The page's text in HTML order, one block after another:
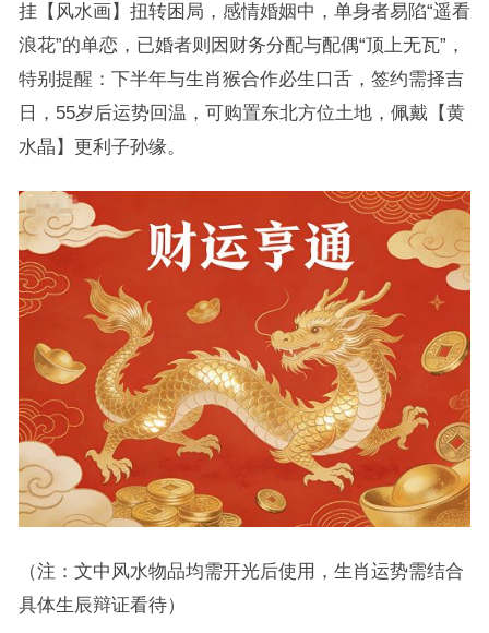
挂【风水画】扭转困局，感情婚姻中，单身者易陷“遥看
浪花”的单恋，已婚者则因财务分配与配偶“顶上无瓦”，
特别提醒：下半年与生肖猴合作必生口舌，签约需择吉
日，55岁后运势回温，可购置东北方位土地，佩戴【黄
水晶】更利子孙缘。
（注：文中风水物品均需开光后使用，生肖运势需结合
具体生辰辩证看待）